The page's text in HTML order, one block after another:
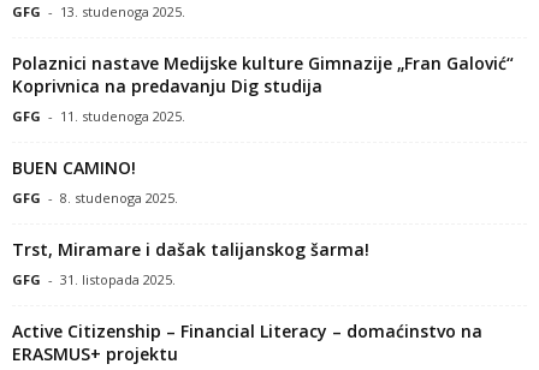
GFG - 13. studenoga 2025.
Polaznici nastave Medijske kulture Gimnazije „Fran Galović“
Koprivnica na predavanju Dig studija
GFG - 11. studenoga 2025.
BUEN CAMINO!
GFG - 8. studenoga 2025.
Trst, Miramare i dašak talijanskog šarma!
GFG - 31. listopada 2025.
Active Citizenship – Financial Literacy – domaćinstvo na
ERASMUS+ projektu